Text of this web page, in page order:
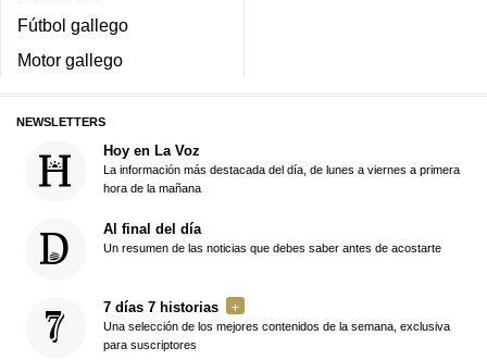
Fútbol gallego
Motor gallego
NEWSLETTERS
Hoy en La Voz
La información más destacada del día, de lunes a viernes a primera
hora de la mañana
Al final del día
Un resumen de las noticias que debes saber antes de acostarte
7 días 7 historias
Una selección de los mejores contenidos de la semana, exclusiva
para suscriptores